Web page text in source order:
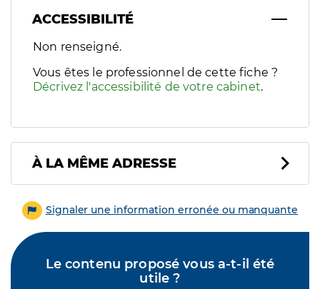
ACCESSIBILITÉ
Filtres
Sélectionnez un ou plusieurs handicaps/besoins
Non renseigné.
Vous êtes le professionnel de cette fiche ?
Décrivez l'accessibilité de votre cabinet.
À LA MÊME ADRESSE
Signaler une information erronée ou manquante
Le contenu proposé vous a-t-il été
utile ?